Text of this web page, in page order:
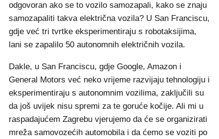
odgovoran ako se to vozilo samozapali, kako se znaju
samozapaliti takva električna vozila? U San Franciscu,
gdje već tri tvrtke eksperimentiraju s robotaksijima,
lani se zapalilo 50 autonomnih električnih vozila.
Dakle, u San Franciscu, gdje Google, Amazon i
General Motors već neko vrijeme razvijaju tehnologiju i
eksperimentiraju s autonomnim vozilima, zaključili su
da još uvijek nisu spremi za te goruće kočije. Ali mi u
raspadajućem Zagrebu vjerujemo da će se organizirati
mreža samovozećih automobila i da ćemo se voziti po